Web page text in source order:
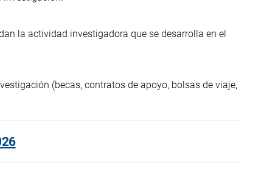
la actividad investigadora que se desarrolla en el
(becas, contratos de apoyo, bolsas de viaje,